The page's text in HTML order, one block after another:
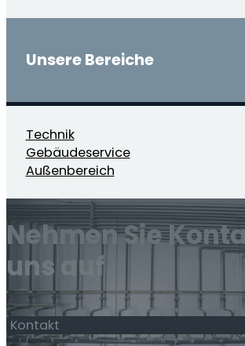
Unsere Bereiche
Technik
Gebäudeservice
Außenbereich
Nehmen Sie
uns auf
Kontakt